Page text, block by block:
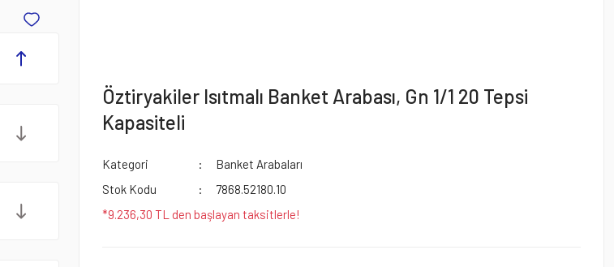
Öztiryakiler Isıtmalı Banket Arabası, Gn 1/1 20 Tepsi
Kapasiteli
Kategori
Banket Arabaları
Stok Kodu
7868.52180.10
*9.236,30 TL den başlayan taksitlerle!